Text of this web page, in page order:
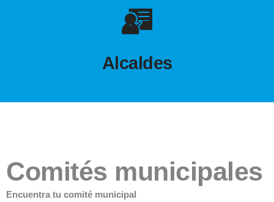
Alcaldes
Comités municipales
Encuentra tu comité municipal